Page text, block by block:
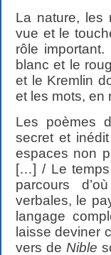
La nature, les
vue et le
rôle
blanc et le
et le Kremlin
et les mots, en
Les poèmes
secret et
espaces non
[…] / Le
parcours
verbales, le
langage
laisse deviner
vers de Nible